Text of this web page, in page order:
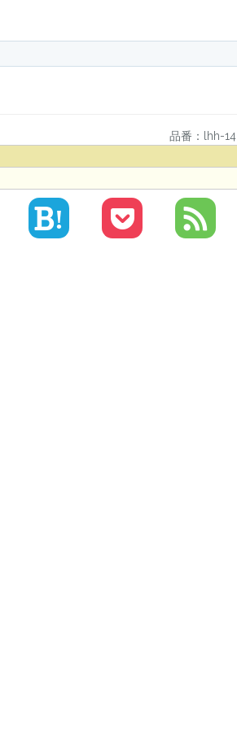
品番：lhh-14
!